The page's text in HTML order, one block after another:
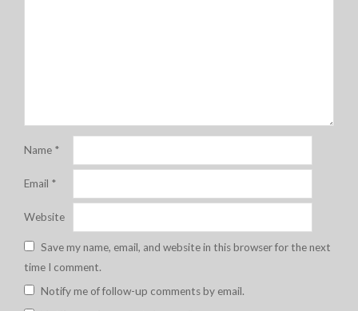
Name *
Email *
Website
Save my name, email, and website in this browser for the next
time I comment.
Notify me of follow-up comments by email.